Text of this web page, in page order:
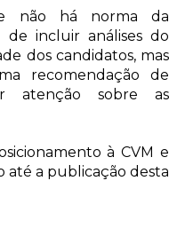
não há norma da
de incluir análises do
dos candidatos, mas
recomendação de
atenção sobre as
à CVM e
até a publicação desta